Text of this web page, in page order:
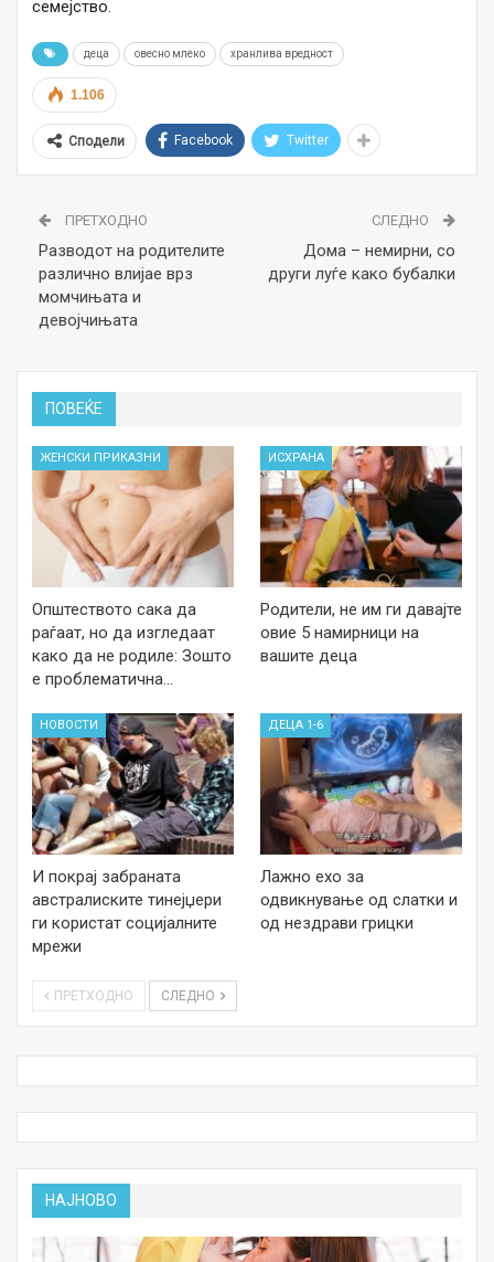
семејство.
деца овесно млеко хранлива вредност
1.106
Сподели Facebook Twitter
ПРЕТХОДНО
Разводот на родителите
различно влијае врз
момчињата и
девојчињата
СЛЕДНО
Дома – немирни, со
други луѓе како бубалки
ПОВЕЌЕ
ЖЕНСКИ ПРИКАЗНИ
Општеството сака да
раѓаат, но да изгледаат
како да не родиле: Зошто
е проблематична…
ИСХРАНА
Родители, не им ги давајте
овие 5 намирници на
вашите деца
НОВОСТИ
И покрај забраната
австралиските тинејџери
ги користат социјалните
мрежи
ДЕЦА 1-6
Лажно ехо за
одвикнување од слатки и
од нездрави грицки
ПРЕТХОДНО СЛЕДНО
НАЈНОВО